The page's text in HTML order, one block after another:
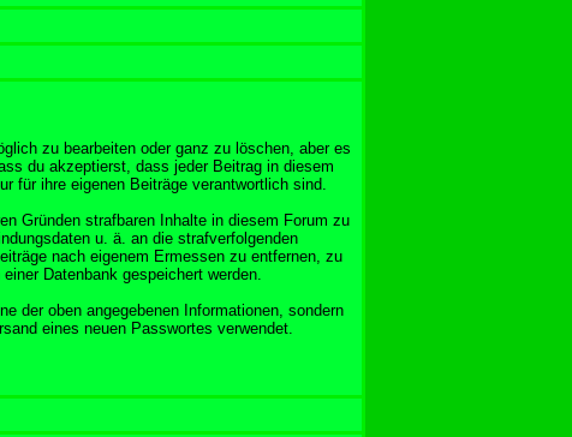
zu bearbeiten oder ganz zu löschen, aber es
du akzeptierst, dass jeder Beitrag in diesem
für ihre eigenen Beiträge verantwortlich sind.
Gründen strafbaren Inhalte in diesem Forum zu
u. ä. an die strafverfolgenden
nach eigenem Ermessen zu entfernen, zu
Datenbank gespeichert werden.
der oben angegebenen Informationen, sondern
eines neuen Passwortes verwendet.